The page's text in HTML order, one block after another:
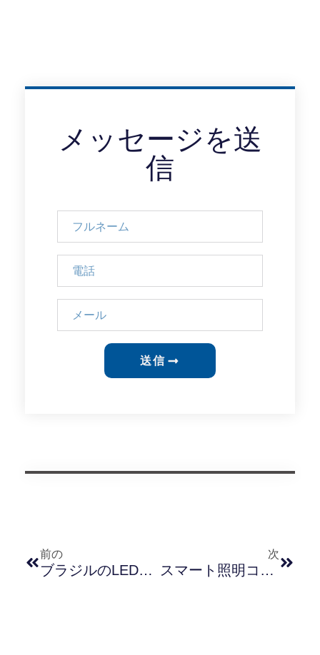
メッセージを送
信
送信
前の
ブラジルのLED街路灯PPP変革：事例分析と中国企業にとっての機会
次
スマート照明コントローラーが未来を形作る